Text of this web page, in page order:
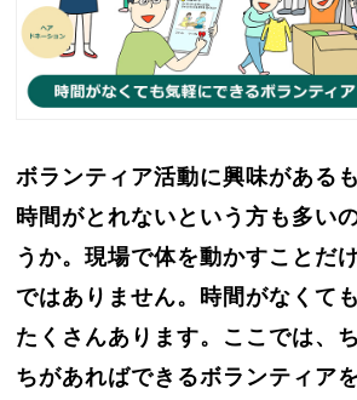
ボランティア活動に興味がある
時間がとれないという方も多い
うか。現場で体を動かすことだ
ではありません。時間がなくて
たくさんあります。ここでは、
ちがあればできるボランティア